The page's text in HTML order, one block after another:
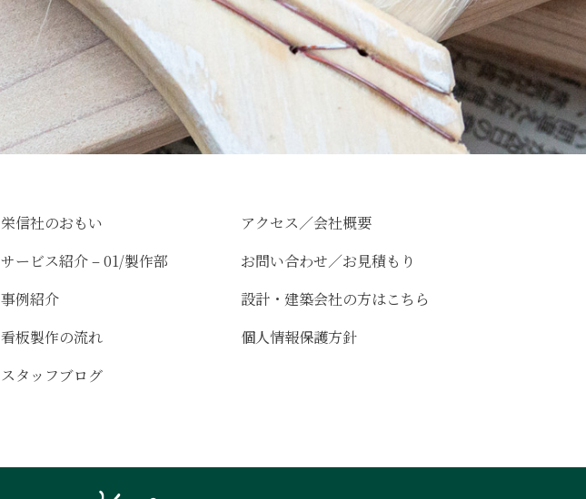
栄信社のおもい
サービス紹介 – 01/製作部
事例紹介
看板製作の流れ
スタッフブログ
アクセス／会社概要
お問い合わせ／お見積もり
設計・建築会社の方はこちら
個人情報保護方針